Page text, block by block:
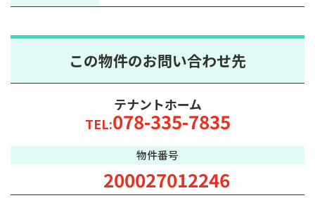
この物件のお問い合わせ先
テナントホーム
TEL:078-335-7835
物件番号
200027012246